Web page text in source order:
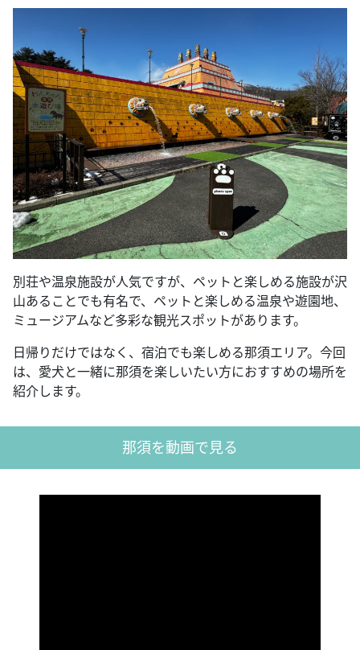
別荘や温泉施設が人気ですが、ペットと楽しめる施設が沢
山あることでも有名で、ペットと楽しめる温泉や遊園地、
ミュージアムなど多彩な観光スポットがあります。
日帰りだけではなく、宿泊でも楽しめる那須エリア。今回
は、愛犬と一緒に那須を楽しいたい方におすすめの場所を
紹介します。
那須を動画で見る